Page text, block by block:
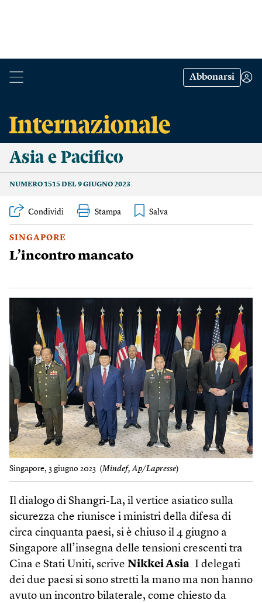
Abbonarsi
Asia e Pacifico
NUMERO 1515 DEL 9 GIUGNO 2023
Condividi Stampa
SINGAPORE
L’incontro mancato
Singapore, 3 giugno 2023 (Mindef, Ap/Lapresse)
Il dialogo di Shangri-La, il vertice asiatico sulla
sicurezza che riunisce i ministri della difesa di
circa cinquanta paesi, si è chiuso il 4 giugno a
Singapore all’insegna delle tensioni crescenti tra
Cina e Stati Uniti, scrive Nikkei Asia. I delegati
dei due paesi si sono stretti la mano ma non hanno
avuto un incontro bilaterale, come chiesto da